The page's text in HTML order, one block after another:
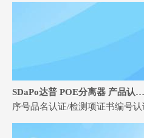
序号品名认证/检测项证书编号认